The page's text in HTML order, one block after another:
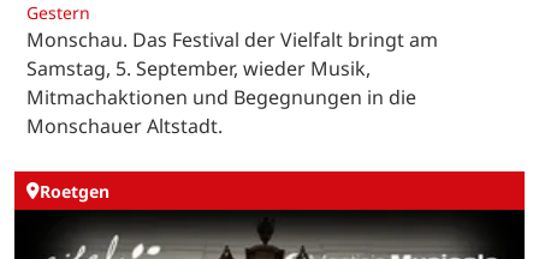
Gestern
Monschau. Das Festival der Vielfalt bringt am
Samstag, 5. September, wieder Musik,
Mitmachaktionen und Begegnungen in die
Monschauer Altstadt.
Roetgen